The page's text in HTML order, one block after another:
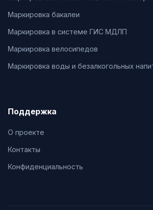
Маркировка бакалеи
Маркировка в системе ГИС МДЛП
Маркировка велосипедов
Маркировка воды и безалкогольных
Поддержка
О проекте
Контакты
Конфиденциальность